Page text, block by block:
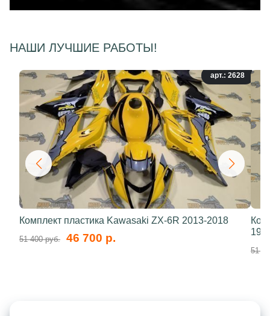
НАШИ ЛУЧШИЕ РАБОТЫ!
арт.: 2628
Комплект пластика Kawasaki ZX-6R 2013-2018
51 400 руб. 46 700 р.
51